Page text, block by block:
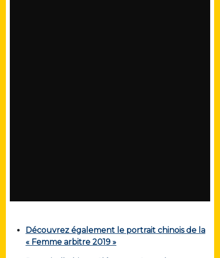
Découvrez également le portrait chinois de la
« Femme arbitre 2019 »